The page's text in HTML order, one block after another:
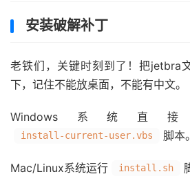
安装破解补丁
老铁们，关键时刻到了！把jetbra
下，记住不能放桌面，不能有中文。
Windows系统直
install-current-user.vbs 脚本。
Mac/Linux系统运行 install.sh